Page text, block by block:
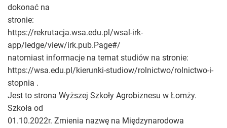
dokonać na
stronie:
https://rekrutacja.wsa.edu.pl/wsal-irk-
app/ledge/view/irk.pub.Page#/
natomiast informacje na temat studiów na stronie:
https://wsa.edu.pl/kierunki-studiow/rolnictwo/rolnictwo-i-
stopnia .
Jest to strona Wyższej Szkoły Agrobiznesu w Łomży.
Szkoła od
01.10.2022r. Zmienia nazwę na Międzynarodowa